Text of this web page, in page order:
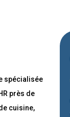
spécialisée
près de
cuisine,